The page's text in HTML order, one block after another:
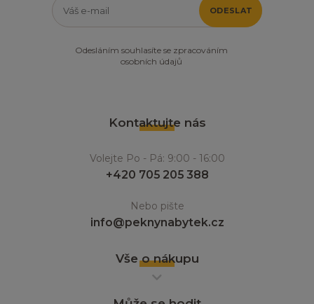
ODESLAT
Odesláním souhlasíte se zpracováním
osobních údajů
Kontaktujte nás
Volejte Po - Pá: 9:00 - 16:00
+420 705 205 388
Nebo pište
info@peknynabytek.cz
Vše o nákupu